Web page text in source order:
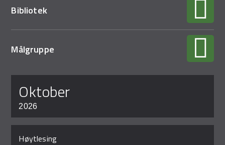
Bibliotek
Målgruppe
oktober
2026
Høytlesing